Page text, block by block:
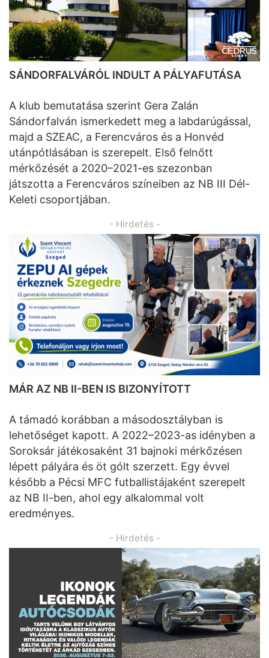
SÁNDORFALVÁRÓL INDULT A PÁLYAFUTÁSA
A klub bemutatása szerint Gera Zalán
Sándorfalván ismerkedett meg a labdarúgással,
majd a SZEAC, a Ferencváros és a Honvéd
utánpótlásában is szerepelt. Első felnőtt
mérkőzését a 2020–2021-es szezonban
játszotta a Ferencváros színeiben az NB III Dél-
Keleti csoportjában.
- Hirdetés -
MÁR AZ NB II-BEN IS BIZONYÍTOTT
A támadó korábban a másodosztályban is
lehetőséget kapott. A 2022–2023-as idényben a
Soroksár játékosaként 31 bajnoki mérkőzésen
lépett pályára és öt gólt szerzett. Egy évvel
később a Pécsi MFC futballistájaként szerepelt
az NB II-ben, ahol egy alkalommal volt
eredményes.
- Hirdetés -